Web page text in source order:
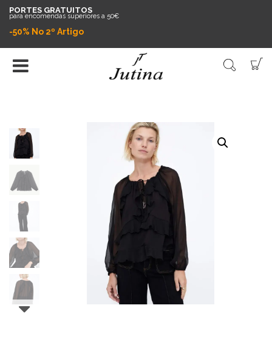
PORTES GRATUITOS
para encomendas superiores a 50€
-50% No 2º Artigo